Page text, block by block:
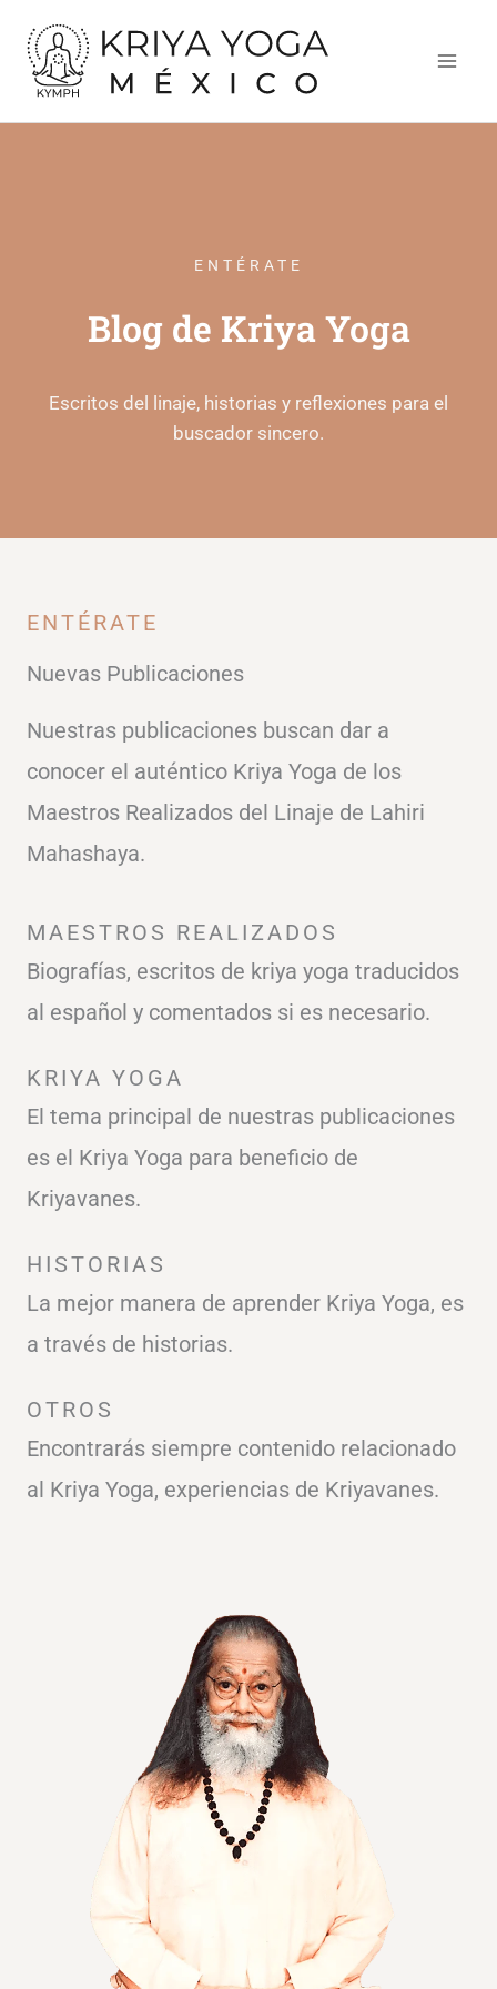
contenido
ENTÉRATE
Blog de Kriya Yoga
Escritos del linaje, historias y reflexiones para el
buscador sincero.
ENTÉRATE
Nuevas Publicaciones
Nuestras publicaciones buscan dar a
conocer el auténtico Kriya Yoga de los
Maestros Realizados del Linaje de Lahiri
Mahashaya.
MAESTROS REALIZADOS
Biografías, escritos de kriya yoga traducidos
al español y comentados si es necesario.
KRIYA YOGA
El tema principal de nuestras publicaciones
es el Kriya Yoga para beneficio de
Kriyavanes.
HISTORIAS
La mejor manera de aprender Kriya Yoga, es
a través de historias.
OTROS
Encontrarás siempre contenido relacionado
al Kriya Yoga, experiencias de Kriyavanes.